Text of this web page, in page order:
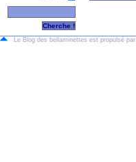
Le Blog des bellaminettes est propulsé par